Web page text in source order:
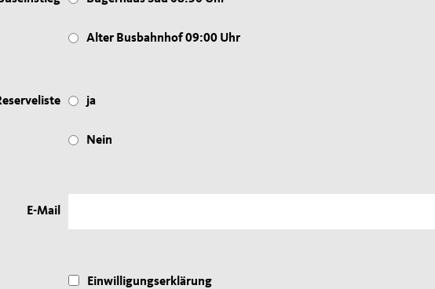
Alter Busbahnhof 09:00 Uhr
ja
Nein
E-Mail
Einwilligungserklärung